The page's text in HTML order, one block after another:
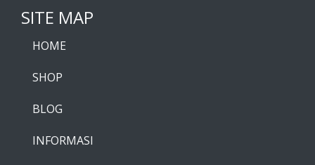
SITE MAP
HOME
SHOP
BLOG
INFORMASI